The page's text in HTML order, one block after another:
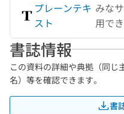
プレーンテキ
スト
みな
用で
書誌情報
この資料の詳細や典拠（同じ
名）等を確認できます。
書